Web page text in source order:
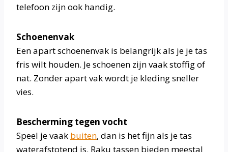
telefoon zijn ook handig.
Schoenenvak
Een apart schoenenvak is belangrijk als je je tas
fris wilt houden. Je schoenen zijn vaak stoffig of
nat. Zonder apart vak wordt je kleding sneller
vies.
Bescherming tegen vocht
Speel je vaak buiten, dan is het fijn als je tas
waterafstotend is. Raku tassen bieden meestal